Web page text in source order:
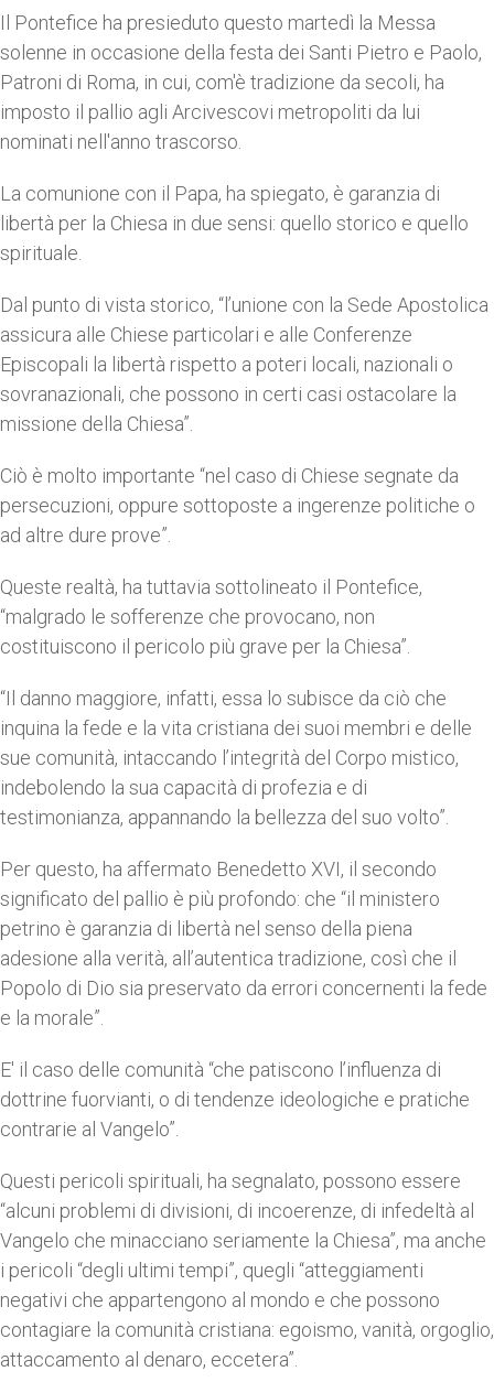
Il Pontefice ha presieduto questo martedì la Messa
solenne in occasione della festa dei Santi Pietro e Paolo,
Patroni di Roma, in cui, com'è tradizione da secoli, ha
imposto il pallio agli Arcivescovi metropoliti da lui
nominati nell'anno trascorso.
La comunione con il Papa, ha spiegato, è garanzia di
libertà per la Chiesa in due sensi: quello storico e quello
spirituale.
Dal punto di vista storico, “l’unione con la Sede Apostolica
assicura alle Chiese particolari e alle Conferenze
Episcopali la libertà rispetto a poteri locali, nazionali o
sovranazionali, che possono in certi casi ostacolare la
missione della Chiesa”.
Ciò è molto importante “nel caso di Chiese segnate da
persecuzioni, oppure sottoposte a ingerenze politiche o
ad altre dure prove”.
Queste realtà, ha tuttavia sottolineato il Pontefice,
“malgrado le sofferenze che provocano, non
costituiscono il pericolo più grave per la Chiesa”.
“Il danno maggiore, infatti, essa lo subisce da ciò che
inquina la fede e la vita cristiana dei suoi membri e delle
sue comunità, intaccando l’integrità del Corpo mistico,
indebolendo la sua capacità di profezia e di
testimonianza, appannando la bellezza del suo volto”.
Per questo, ha affermato Benedetto XVI, il secondo
significato del pallio è più profondo: che “il ministero
petrino è garanzia di libertà nel senso della piena
adesione alla verità, all’autentica tradizione, così che il
Popolo di Dio sia preservato da errori concernenti la fede
e la morale”.
E' il caso delle comunità “che patiscono l’influenza di
dottrine fuorvianti, o di tendenze ideologiche e pratiche
contrarie al Vangelo”.
Questi pericoli spirituali, ha segnalato, possono essere
“alcuni problemi di divisioni, di incoerenze, di infedeltà al
Vangelo che minacciano seriamente la Chiesa”, ma anche
i pericoli “degli ultimi tempi”, quegli “atteggiamenti
negativi che appartengono al mondo e che possono
contagiare la comunità cristiana: egoismo, vanità, orgoglio,
attaccamento al denaro, eccetera”.